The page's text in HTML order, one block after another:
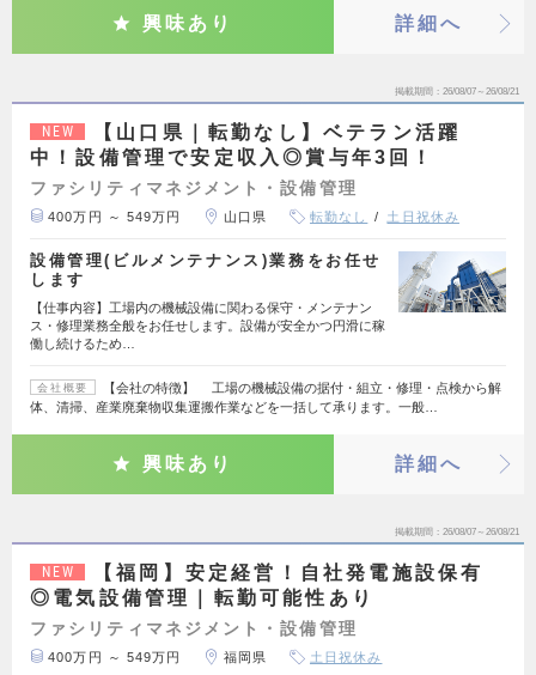
興味あり 詳細へ
掲載期間 26/08/07～26/08/21
NEW
【山口県｜転勤なし】ベテラン活躍
中！設備管理で安定収入◎賞与年3回！
ファシリティマネジメント・設備管理
400万円 ～ 549万円 山口県 転勤なし 土日祝休み
設備管理(ビルメンテナンス)業務をお任せ
します
【仕事内容】工場内の機械設備に関わる保守・メンテナン
ス・修理業務全般をお任せします。設備が安全かつ円滑に稼
働し続けるため…
会社概要
【会社の特徴】 工場の機械設備の据付・組立・修理・点検から解
体、清掃、産業廃棄物収集運搬作業などを一括して承ります。一般…
興味あり 詳細へ
掲載期間 26/08/07～26/08/21
NEW
【福岡】安定経営！自社発電施設保有
◎電気設備管理｜転勤可能性あり
ファシリティマネジメント・設備管理
400万円 ～ 549万円 福岡県 土日祝休み